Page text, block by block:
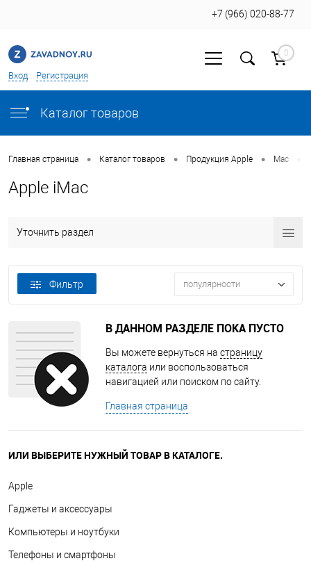
Вход Регистрация
+7 (966) 020-88-77
0
Каталог товаров
Главная страница • Каталог товаров • Продукция Apple • Mac
Apple iMac
Уточнить раздел
Фильтр популярности
В ДАННОМ РАЗДЕЛЕ ПОКА ПУСТО
Вы можете вернуться на страницу
каталога или воспользоваться
навигацией или поиском по сайту.
Главная страница
ИЛИ ВЫБЕРИТЕ НУЖНЫЙ ТОВАР В КАТАЛОГЕ.
Apple
Гаджеты и аксессуары
Компьютеры и ноутбуки
Телефоны и смартфоны